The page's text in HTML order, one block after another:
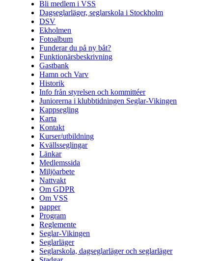
Bli medlem i VSS
Dagseglarläger, seglarskola i Stockholm
DSV
Ekholmen
Fotoalbum
Funderar du på ny båt?
Funktionärsbeskrivning
Gastbank
Hamn och Varv
Historik
Info från styrelsen och kommittéer
Juniorerna i klubbtidningen Seglar-Vikingen
Kappsegling
Karta
Kontakt
Kurser/utbildning
Kvällsseglingar
Länkar
Medlemssida
Miljöarbete
Nattvakt
Om GDPR
Om VSS
papper
Program
Reglemente
Seglar-Vikingen
Seglarläger
Seglarskola, dagseglarläger och seglarläger